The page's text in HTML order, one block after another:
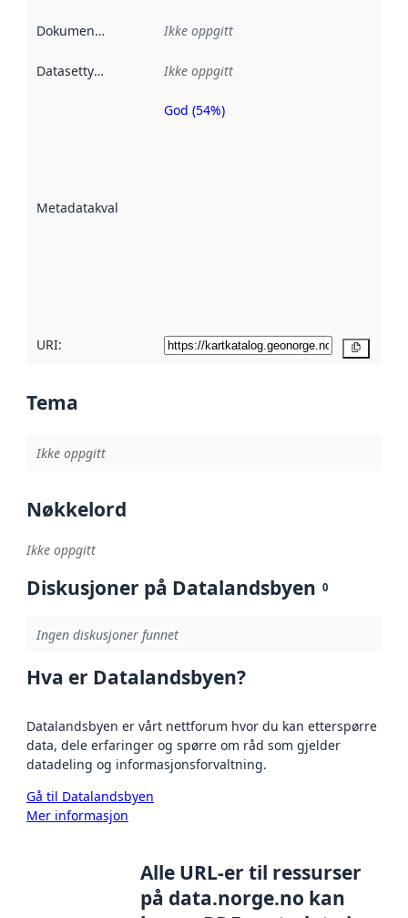
Dokumentasjon Ikke oppgitt
Datasettype Ikke oppgitt
Metadatakvalitet
Metadatakvalitet
God (54%)
URI:
Tema
Ikke oppgitt
Nøkkelord
Ikke oppgitt
Diskusjoner på Datalandsbyen 0
Ingen diskusjoner funnet
Hva er Datalandsbyen?
Datalandsbyen er vårt nettforum hvor du kan etterspørre
data, dele erfaringer og spørre om råd som gjelder
datadeling og informasjonsforvaltning.
Gå til Datalandsbyen
Mer informasjon
Alle URL-er til ressurser
på data.norge.no kan